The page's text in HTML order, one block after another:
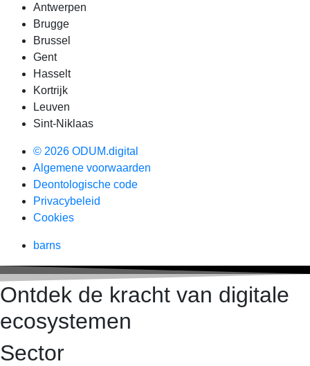
Antwerpen
Brugge
Brussel
Gent
Hasselt
Kortrijk
Leuven
Sint-Niklaas
© 2026 ODUM.digital
Algemene voorwaarden
Deontologische code
Privacybeleid
Cookies
barns
Ontdek de kracht van digitale
ecosystemen
Sector